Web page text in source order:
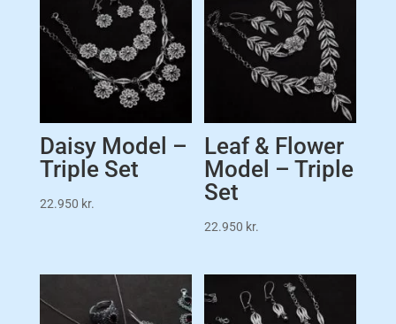
Daisy Model –
Triple Set
22.950 kr.
Leaf & Flower
Model – Triple
Set
22.950 kr.